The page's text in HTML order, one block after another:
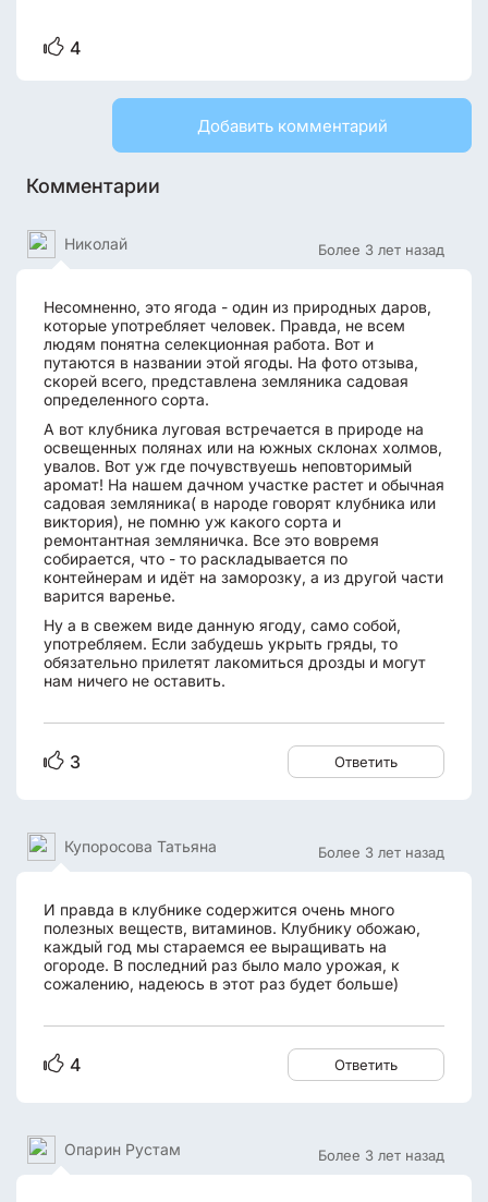
4
Добавить комментарий
Комментарии
Более 3 лет назад
Николай
Несомненно, это ягода - один из природных даров,
которые употребляет человек. Правда, не всем
людям понятна селекционная работа. Вот и
путаются в названии этой ягоды. На фото отзыва,
скорей всего, представлена земляника садовая
определенного сорта.
А вот клубника луговая встречается в природе на
освещенных полянах или на южных склонах холмов,
увалов. Вот уж где почувствуешь неповторимый
аромат! На нашем дачном участке растет и обычная
садовая земляника( в народе говорят клубника или
виктория), не помню уж какого сорта и
ремонтантная земляничка. Все это вовремя
собирается, что - то раскладывается по
контейнерам и идёт на заморозку, а из другой части
варится варенье.
Ну а в свежем виде данную ягоду, само собой,
употребляем. Если забудешь укрыть гряды, то
обязательно прилетят лакомиться дрозды и могут
нам ничего не оставить.
3 Ответить
Более 3 лет назад
Купоросова Татьяна
И правда в клубнике содержится очень много
полезных веществ, витаминов. Клубнику обожаю,
каждый год мы стараемся ее выращивать на
огороде. В последний раз было мало урожая, к
сожалению, надеюсь в этот раз будет больше)
4 Ответить
Более 3 лет назад
Опарин Рустам